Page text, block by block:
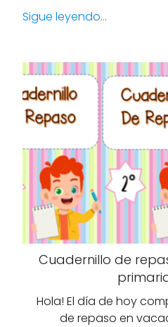
Sigue leyendo...
Cuadernillo de
Hola! El día de hoy
de repaso en